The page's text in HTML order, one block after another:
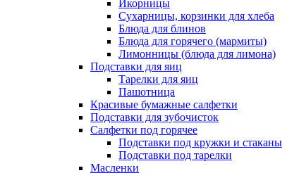
Икорницы
Сухарницы, корзинки для хлеба
Блюда для блинов
Блюда для горячего (мармиты)
Лимонницы (блюда для лимона)
Подставки для яиц
Тарелки для яиц
Пашотница
Красивые бумажные салфетки
Подставки для зубочисток
Салфетки под горячее
Подставки под кружки и стаканы
Подставки под тарелки
Масленки